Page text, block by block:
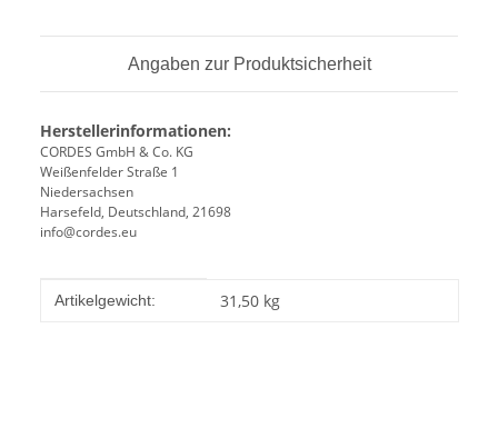
Angaben zur Produktsicherheit
Herstellerinformationen:
CORDES GmbH & Co. KG
Weißenfelder Straße 1
Niedersachsen
Harsefeld, Deutschland, 21698
info@cordes.eu
Produkteigenschaft
Wert
Artikelgewicht: 31,50 kg